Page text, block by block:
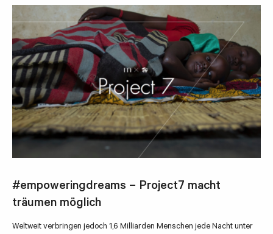
#empoweringdreams – Project7 macht
träumen möglich
Weltweit verbringen jedoch 1,6 Milliarden Menschen jede Nacht unter